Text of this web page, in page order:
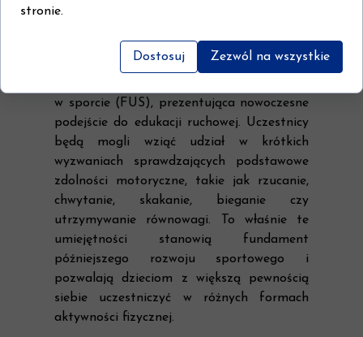
całe życie.
Kolejną atrakcją będzie strefa
w sporcie (FUS), prezentująca nowoczesne
podejście do edukacji ruchowej. Uczestnicy
będą mogli wziąć udział w krótkich
wyzwaniach sprawdzających podstawowe
zdolności motoryczne, takie jak rzucanie,
chwytanie, skakanie, bieganie czy
utrzymywanie równowagi. To właśnie te
umiejętności stanowią fundament
późniejszego rozwoju sportowego i
pozwalają dzieciom z większą pewnością
siebie uczestniczyć w różnych formach
aktywności fizycznej.
stronie.
Dostosuj Zezwól na wszystkie